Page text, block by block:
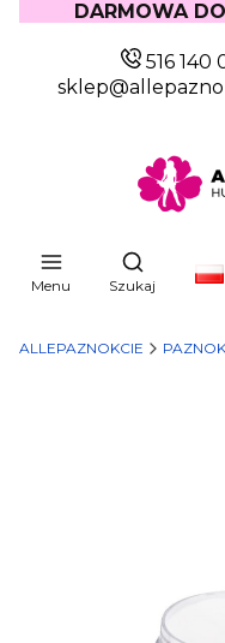
DARMOWA
516 140
Menu
Otwórz
Szukaj
ALLEPAZNOKCIE